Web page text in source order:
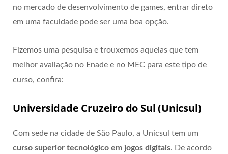
no mercado de desenvolvimento de games, entrar direto
em uma faculdade pode ser uma boa opção.
Fizemos uma pesquisa e trouxemos aquelas que tem
melhor avaliação no Enade e no MEC para este tipo de
curso, confira:
Universidade Cruzeiro do Sul (Unicsul)
Com sede na cidade de São Paulo, a Unicsul tem um
curso superior tecnológico em jogos digitais. De acordo